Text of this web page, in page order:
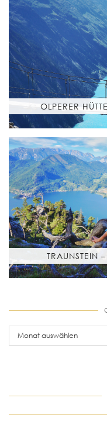
OLPERER
TRAUNSTEIN
older
posts